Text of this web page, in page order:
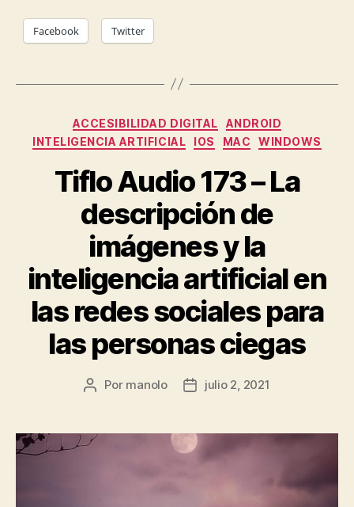
Facebook Twitter
Categorías
ACCESIBILIDAD DIGITAL
ANDROID
INTELIGENCIA ARTIFICIAL
IOS MAC WINDOWS
Tiflo Audio 173 – La
descripción de
imágenes y la
inteligencia artificial en
las redes sociales para
las personas ciegas
Autor
entrada
Por manolo
Fecha
entrada
julio 2, 2021